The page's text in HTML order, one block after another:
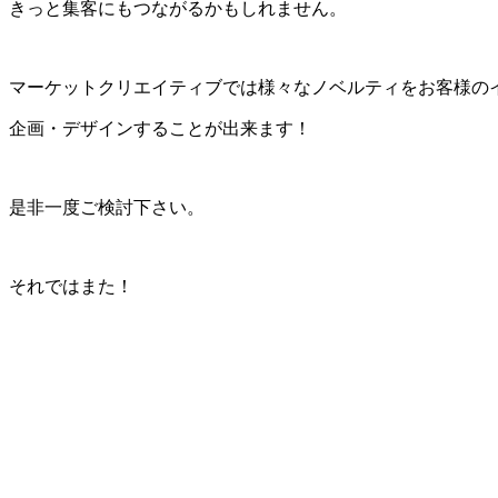
きっと集客にもつながるかもしれません。
マーケットクリエイティブでは様々なノベルティをお客様の
企画・デザインすることが出来ます！
是非一度ご検討下さい。
それではまた！